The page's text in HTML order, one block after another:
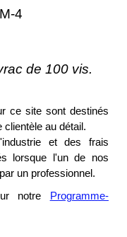
4
de 100 vis.
ce site sont destinés
clientèle au détail.
et des frais
lorsque l'un de nos
un professionnel.
notre
Programme-